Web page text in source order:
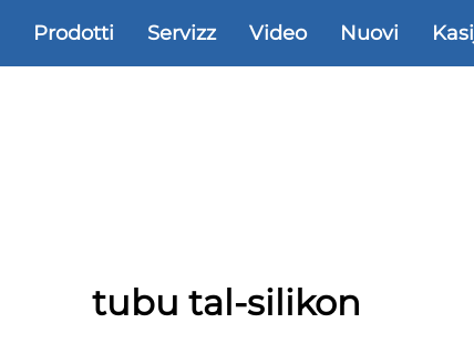
Prodotti Servizz Video Nuovi
tubu tal-silikon